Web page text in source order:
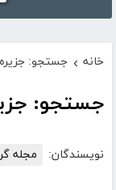
خانه › جستجو:
جستجو:
نویسندگان: مجله